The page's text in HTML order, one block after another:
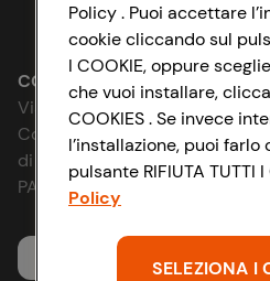
Impostazioni Cookie
Accessibilità
D&I e Parità di Genere
Strategia Fiscale
Lavora con noi
Le cooperative
News & Approfondimenti
Richiami prodotto
Whistleblowing
CONAD SOCIETÀ
Via Michelino, 59 | 40127
Codice Fiscale e Registro
di Bologna 00865960157
PARTITA IVA 03320960374
Servizio
Policy . Puoi accettare
cookie cliccando sul
I COOKIE, oppure
che vuoi installare,
COOKIES . Se invece
l’installazione, puoi farlo
pulsante RIFIUTA TUTTI I
Policy
SELEZIONA I